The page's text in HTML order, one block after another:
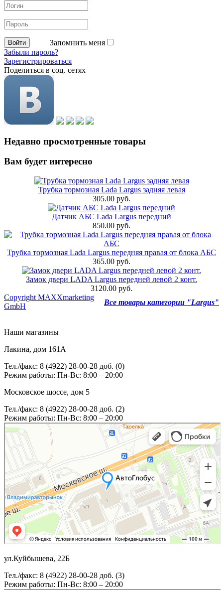
Запомнить меня
Забыли пароль?
Зарегистрироваться
Поделиться в соц. сетях
Недавно просмотренные товары
Вам будет интересно
Трубка тормозная Lada Largus задняя левая
305.00 руб.
Датчик АБС Lada Largus передний
850.00 руб.
Трубка тормозная Lada Largus передняя правая от блока АБС
365.00 руб.
Замок двери LADA Largus передней левой 2 конт.
3120.00 руб.
Все товары категории "Largus"
Copyright MAXXmarketing
GmbH
Наши магазины
Лакина, дом 161А
Тел./факс: 8 (4922) 28-00-28 доб. (0)
Режим работы: Пн-Вс: 8:00 – 20:00
Московское шоссе, дом 5
Тел./факс: 8 (4922) 28-00-28 доб. (2)
Режим работы: Пн-Вс: 8:00 – 20:00
ул.Куйбышева, 22Б
Тел./факс: 8 (4922) 28-00-28 доб. (3)
Режим работы: Пн-Вс: 8:00 – 20:00